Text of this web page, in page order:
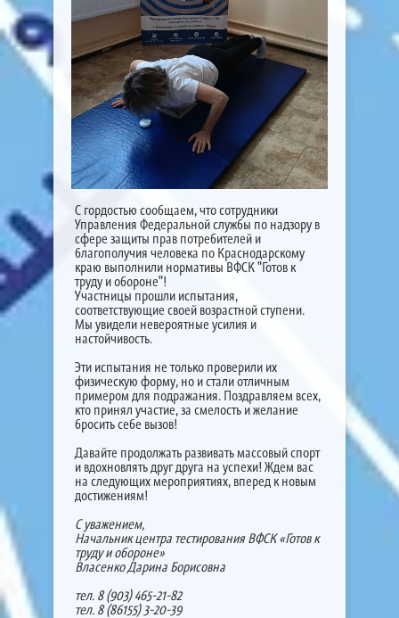
С гордостью сообщаем, что сотрудники
Управления Федеральной службы по надзору в
сфере защиты прав потребителей и
благополучия человека по Краснодарскому
краю выполнили нормативы ВФСК "Готов к
труду и обороне"!
Участницы прошли испытания,
соответствующие своей возрастной ступени.
Мы увидели невероятные усилия и
настойчивость.
Эти испытания не только проверили их
физическую форму, но и стали отличным
примером для подражания. Поздравляем всех,
кто принял участие, за смелость и желание
бросить себе вызов!
Давайте продолжать развивать массовый спорт
и вдохновлять друг друга на успехи! Ждем вас
на следующих мероприятиях, вперед к новым
достижениям!
С уважением,
Начальник центра тестирования ВФСК «Готов к
труду и обороне»
Власенко Дарина Борисовна
тел. 8 (903) 465-21-82
тел. 8 (86155) 3-20-39